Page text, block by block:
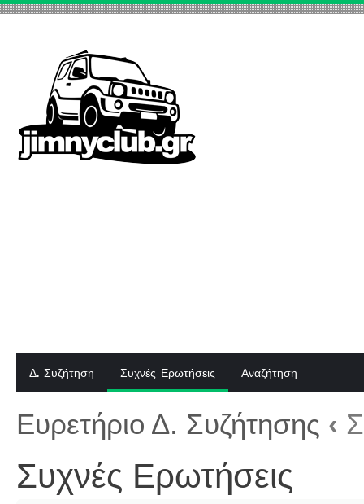
Δ. Συζήτηση Συχνές Ερωτήσεις Αναζήτηση
Ευρετήριο Δ. Συζήτησης ‹
Συχνές Ερωτήσεις